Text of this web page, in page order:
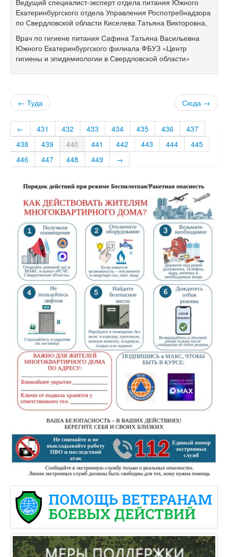
Ведущий специалист-эксперт отдела питания Южного
Екатеринбургского отдела Управления Роспотребнадзора
по Свердловской области Киселева Татьяна Викторовна,
Врач по гигиене питания Сафина Татьяна Васильевна
Южного Екатеринбургского филиала ФБУЗ «Центр
гигиены и эпидемиологии в Свердловской области»
← Туда Сюда →
← 431 432 433 434 435 436
437
438
439 440 441 442 443 444
445
446
447 448 449 →